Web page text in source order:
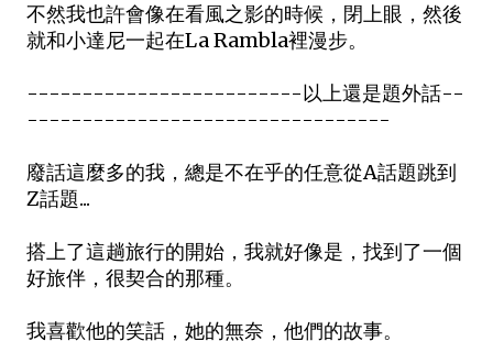
不然我也許會像在看風之影的時候，閉上眼，然後
就和小達尼一起在La Rambla裡漫步。
-------------------------以上還是題外話--
---------------------------------
廢話這麼多的我，總是不在乎的任意從A話題跳到
Z話題...
搭上了這趟旅行的開始，我就好像是，找到了一個
好旅伴，很契合的那種。
我喜歡他的笑話，她的無奈，他們的故事。